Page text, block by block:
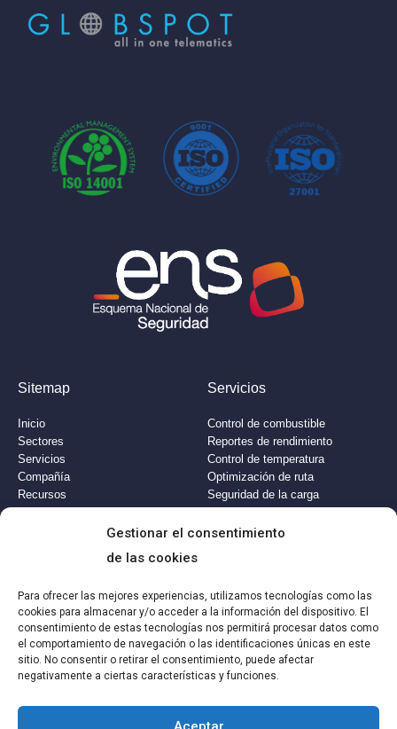
Gestionar el consentimiento
de las cookies
Para ofrecer las mejores experiencias, utilizamos tecnologías como las
cookies para almacenar y/o acceder a la información del dispositivo. El
consentimiento de estas tecnologías nos permitirá procesar datos como
el comportamiento de navegación o las identificaciones únicas en este
sitio. No consentir o retirar el consentimiento, puede afectar
negativamente a ciertas características y funciones.
Sitemap
Inicio
Sectores
Servicios
Compañía
Recursos
Preguntas frecuentes
Servicios
Control de combustible
Reportes de rendimiento
Control de temperatura
Optimización de ruta
Seguridad de la carga
Descarga la aplicación (Google
Play)
Descarga la aplicación (App
Store)
Plataforma web
Atención a clientes
Globspot@2025. Todos los derechos reservados.Aviso legal.